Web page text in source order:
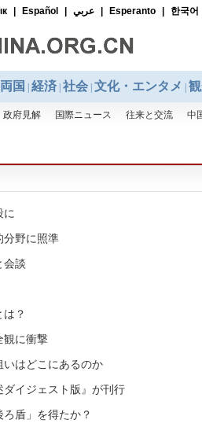
に
分野に照準
会談
？
に衝撃
はどこにあるのか
ダイジェスト版』が刊行
盾」を得たか？